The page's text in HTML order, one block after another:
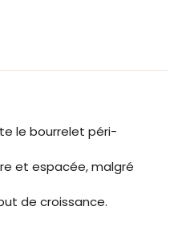
le bourrelet péri-
et espacée, malgré
de croissance.